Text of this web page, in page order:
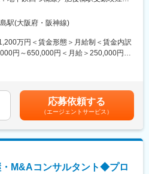
PEファンドの存在感が増す中で、PE
いますが、PEファンドのM&A税務業務
高度な税務の専門性をベースとする尖
業務
」「分散型電源（系統用蓄電池）」
ム（モアクト）」をはじめとした各種
討、マーケティングなどのプロジェク
補佐を担っていただきます。
：下記いずれかをお任せする予定です。
e-mobility/
煙））
駅(大阪府・阪神線)
万円＜賃金形態＞月給制＜賃金内訳
円～650,000円＜月給＞250,000円～
月）賃金はあくまでも目安の金額であ
可能性があります。月給(月額)は固定手
応募依頼する
（エージェントサービス）
・M&Aコンサルタント◆プロ